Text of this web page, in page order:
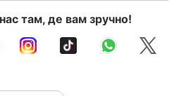
там, де вам зручно!